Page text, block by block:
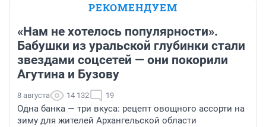
РЕКОМЕНДУЕМ
«Нам не хотелось популярности».
Бабушки из уральской глубинки стали
звездами соцсетей — они покорили
Агутина и Бузову
8 августа 14 132 19
Одна банка — три вкуса: рецепт овощного ассорти на
зиму для жителей Архангельской области